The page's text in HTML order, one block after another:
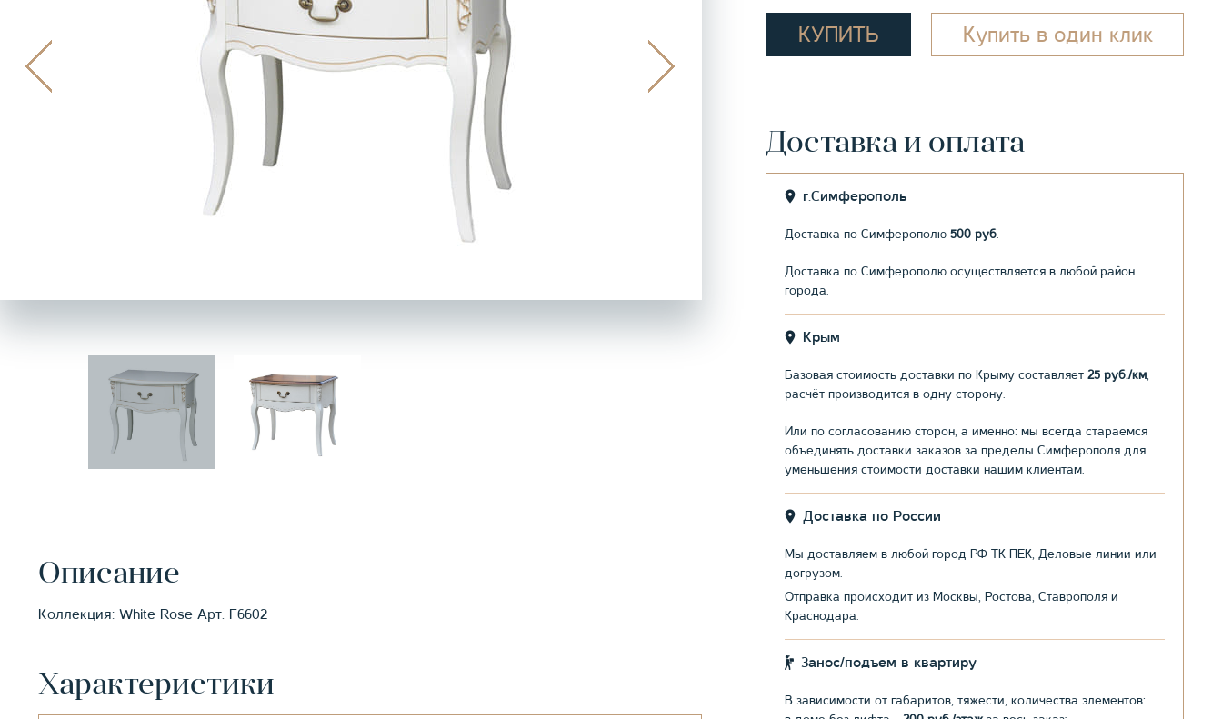
КУПИТЬ Купить в один клик
Доставка и оплата
г.Симферополь
Доставка по Симферополю 500 руб
Доставка по Симферополю осуществляется в любой район
города.
Крым
Базовая стоимость доставки по Крыму составляет 25 руб./км
расчёт производится в одну сторону.
Или по согласованию сторон, а именно: мы всегда стараемся
объединять доставки заказов за пределы Симферополя для
уменьшения стоимости доставки нашим клиентам.
Доставка по России
Мы доставляем в любой город РФ ТК ПЕК, Деловые линии или
догрузом.
Отправка происходит из Москвы, Ростова, Ставрополя и
Краснодара.
Занос/подъем в квартиру
В зависимости от габаритов, тяжести, количества элементов:
Описание
Коллекция: White Rose Арт. F6602
Характеристики